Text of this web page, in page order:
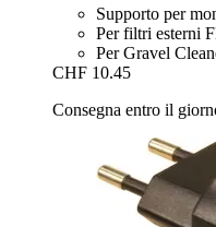
Supporto per
Per filtri esterni
Per Gravel
CHF 10.45
Consegna entro il